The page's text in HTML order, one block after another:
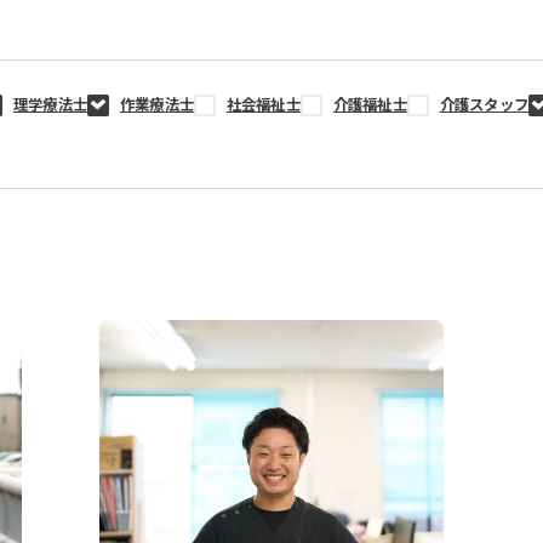
理学療法士 作業療法士 社会福祉士 介護福祉士 介護スタッフ